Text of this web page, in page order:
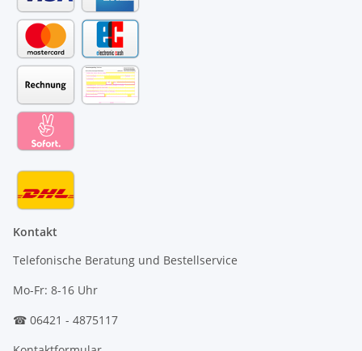
Kontakt
Telefonische Beratung und Bestellservice
Mo-Fr: 8-16 Uhr
☎ 06421 - 4875117